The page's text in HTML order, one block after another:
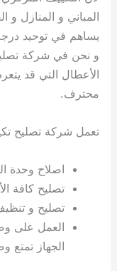
المباني و المنازل و
يساهم في توحيد
و نحن في شركة
الأعطال التي قد
محترف.
تعمل شركة تصليح
اصلاح وحدة
تصليح كافة
تصليح و
العمل على
الجهاز تمتع